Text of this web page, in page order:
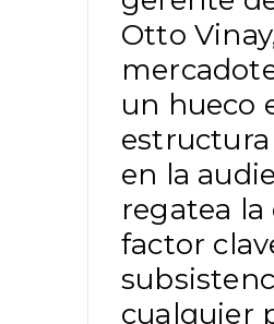
Otto
un hueco
en la
regatea la
factor
cualquier